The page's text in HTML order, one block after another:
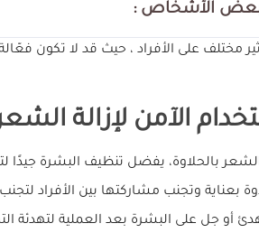
الأشخاص :
مختلف على الأفراد ، حيث قد لا تكون
الآمن لإزالة
بالحلاوة، يفضل تنظيف البشرة جيدًا
بعناية وتجنب مشاركتها بين الأفراد
أو جل على البشرة بعد العملية لتهدئة